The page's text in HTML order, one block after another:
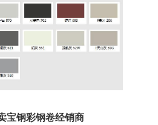
宝钢彩钢卷经销商